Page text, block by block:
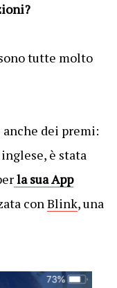
tutte molto
dei premi:
è stata
la sua App
conBlink, una